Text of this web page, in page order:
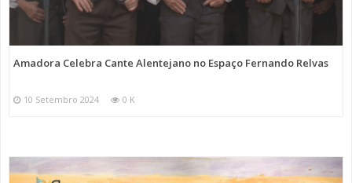
Amadora Celebra Cante Alentejano no Espaço Fernando Relvas
10 Setembro 2024 0 K